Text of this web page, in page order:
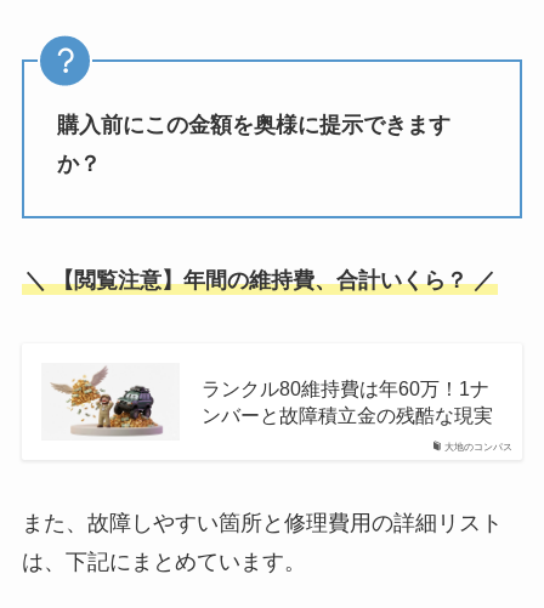
購入前にこの金額を奥様に提示できます
か？
＼ 【閲覧注意】年間の維持費、合計いくら？ ／
大地のコンパス
ランクル80維持費は年60万！1ナ
ンバーと故障積立金の残酷な現実
また、故障しやすい箇所と修理費用の詳細リスト
は、下記にまとめています。